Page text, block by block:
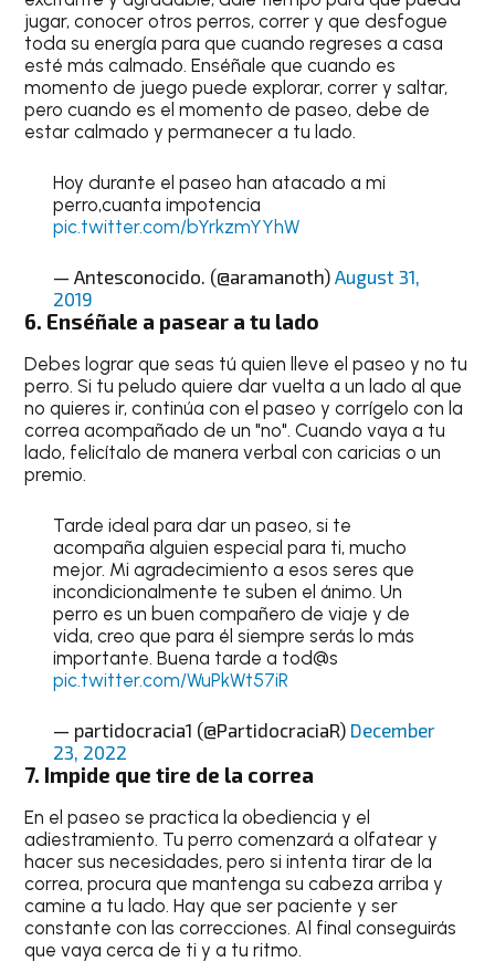
jugar, conocer otros perros, correr y que desfogue
toda su energía para que cuando regreses a casa
esté más calmado. Enséñale que cuando es
momento de juego puede explorar, correr y saltar,
pero cuando es el momento de paseo, debe de
estar calmado y permanecer a tu lado.
Hoy durante el paseo han atacado a mi
perro,cuanta impotencia
pic.twitter.com/bYrkzmYYhW
— Antesconocido. (@aramanoth) August 31,
2019
6. Enséñale a pasear a tu lado
Debes lograr que seas tú quien lleve el paseo y no tu
perro. Si tu peludo quiere dar vuelta a un lado al que
no quieres ir, continúa con el paseo y corrígelo con la
correa acompañado de un "no". Cuando vaya a tu
lado, felicítalo de manera verbal con caricias o un
premio.
Tarde ideal para dar un paseo, si te
acompaña alguien especial para ti, mucho
mejor. Mi agradecimiento a esos seres que
incondicionalmente te suben el ánimo. Un
perro es un buen compañero de viaje y de
vida, creo que para él siempre serás lo más
importante. Buena tarde a tod@s
pic.twitter.com/WuPkWt57iR
— partidocracia1 (@PartidocraciaR) December
23, 2022
7. Impide que tire de la correa
En el paseo se practica la obediencia y el
adiestramiento. Tu perro comenzará a olfatear y
hacer sus necesidades, pero si intenta tirar de la
correa, procura que mantenga su cabeza arriba y
camine a tu lado. Hay que ser paciente y ser
constante con las correcciones. Al final conseguirás
que vaya cerca de ti y a tu ritmo.